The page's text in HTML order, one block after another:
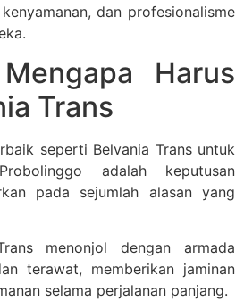
dan profesionalisme
Harus
Trans
seperti Belvania Trans untuk
adalah keputusan
pada sejumlah alasan yang
menonjol dengan armada
terawat, memberikan jaminan
selama perjalanan panjang.